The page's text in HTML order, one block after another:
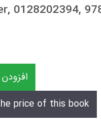
0128202394,
price of this book